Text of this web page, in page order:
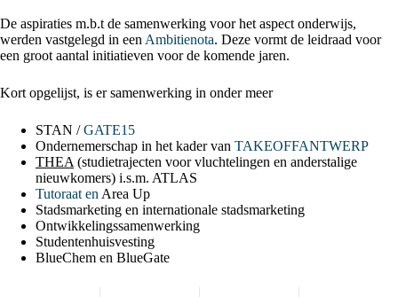
De aspiraties m.b.t de samenwerking voor het aspect onderwijs,
werden vastgelegd in een Ambitienota. Deze vormt de leidraad voor
een groot aantal initiatieven voor de komende jaren.
Kort opgelijst, is er samenwerking in onder meer
STAN /GATE15
Ondernemerschap in het kader van TAKEOFFANTWERP
THEA (studietrajecten voor vluchtelingen en anderstalige
nieuwkomers) i.s.m. ATLAS
Tutoraat en Area Up
Stadsmarketing en internationale stadsmarketing
Ontwikkelingssamenwerking
Studentenhuisvesting
BlueChem en BlueGate